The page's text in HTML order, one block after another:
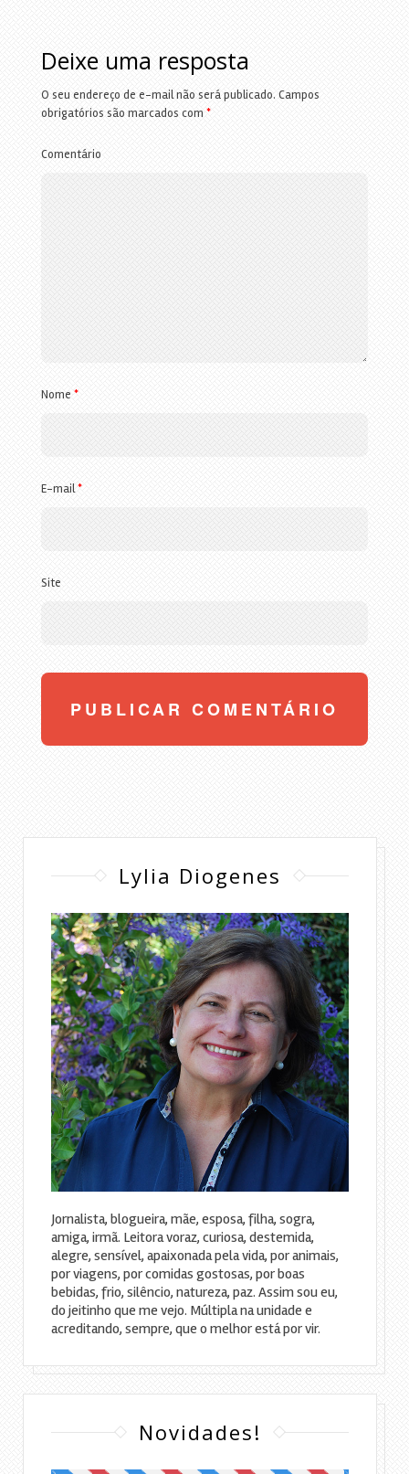
Deixe uma resposta
O seu endereço de e-mail não será publicado. Campos
obrigatórios são marcados com *
Comentário
Nome *
E-mail*
Site
Lylia Diogenes
Jornalista, blogueira, mãe, esposa, filha, sogra,
amiga, irmã. Leitora voraz, curiosa, destemida,
alegre, sensível, apaixonada pela vida, por animais,
por viagens, por comidas gostosas, por boas
bebidas, frio, silêncio, natureza, paz. Assim sou eu,
do jeitinho que me vejo. Múltipla na unidade e
acreditando, sempre, que o melhor está por vir.
Novidades!